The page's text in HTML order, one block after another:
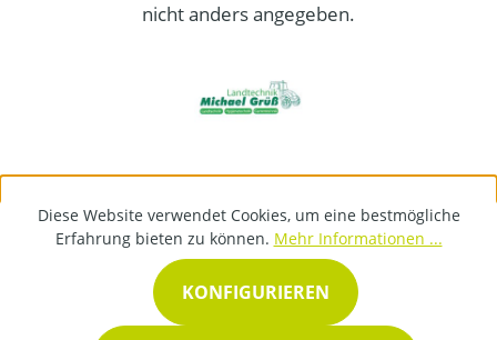
nicht anders angegeben.
Diese Website verwendet Cookies, um eine bestmögliche
Erfahrung bieten zu können. Mehr Informationen ...
KONFIGURIEREN